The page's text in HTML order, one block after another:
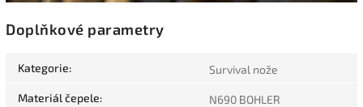
Doplňkové parametry
Kategorie: Survival nože
Materiál čepele: N690 BOHLER